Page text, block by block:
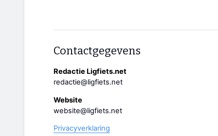
Contactgegevens
Redactie Ligfiets.net
redactie@ligfiets.net
Website
website@ligfiets.net
Privacyverklaring